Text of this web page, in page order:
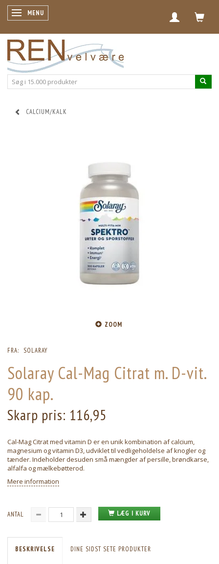
SKIFTE NAVIGATION
MENU
CALCIUM/KALK
ZOOM
FRA: SOLARAY
Solaray Cal-Mag Citrat m. D-vit.
90 kap.
Skarp pris: 116,95
Cal-Mag Citrat med vitamin D er en unik kombination af calcium,
magnesium og vitamin D3, udviklet til vedligeholdelse af knogler og
tænder. Indeholder desuden små mængder af persille, brøndkarse,
alfalfa og mælkebøtterod.
Mere information
ANTAL LÆG I KURV
BESKRIVELSE DINE SIDST SETE PRODUKTER